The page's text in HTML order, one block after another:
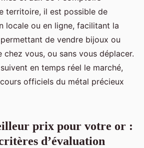
territoire, il est possible de
locale ou en ligne, facilitant la
de vendre bijoux ou
chez vous, ou sans vous déplacer.
en temps réel le marché,
cours officiels du métal précieux
prix pour votre or :
d’évaluation